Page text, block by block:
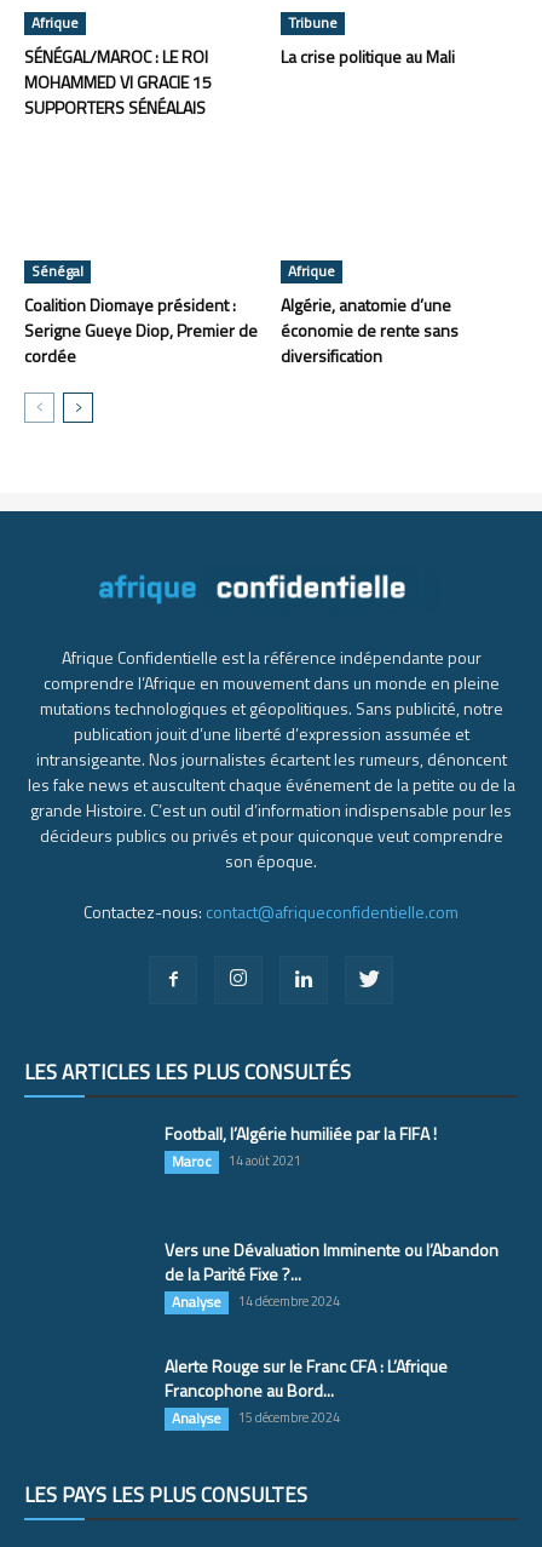
Afrique
SÉNÉGAL/MAROC : LE ROI
MOHAMMED VI GRACIE 15
SUPPORTERS SÉNÉALAIS
Tribune
La crise politique au Mali
Sénégal
Coalition Diomaye président :
Serigne Gueye Diop, Premier de
cordée
Afrique
Algérie, anatomie d’une
économie de rente sans
diversification
Afrique Confidentielle est la référence indépendante pour
comprendre l’Afrique en mouvement dans un monde en pleine
mutations technologiques et géopolitiques. Sans publicité, notre
publication jouit d’une liberté d’expression assumée et
intransigeante. Nos journalistes écartent les rumeurs, dénoncent
les fake news et auscultent chaque événement de la petite ou de la
grande Histoire. C’est un outil d’information indispensable pour les
décideurs publics ou privés et pour quiconque veut comprendre
son époque.
Contactez-nous: contact@afriqueconfidentielle.com
LES ARTICLES LES PLUS CONSULTÉS
Football, l’Algérie humiliée par la FIFA !
Maroc 14 août 2021
Vers une Dévaluation Imminente ou l’Abandon
de la Parité Fixe ?...
Analyse 14 décembre 2024
Alerte Rouge sur le Franc CFA : L’Afrique
Francophone au Bord...
Analyse 15 décembre 2024
LES PAYS LES PLUS CONSULTÉS